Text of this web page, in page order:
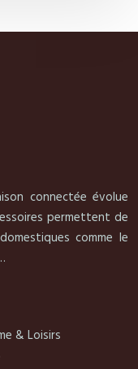
connectée évolue
permettent de
comme le
& Loisirs